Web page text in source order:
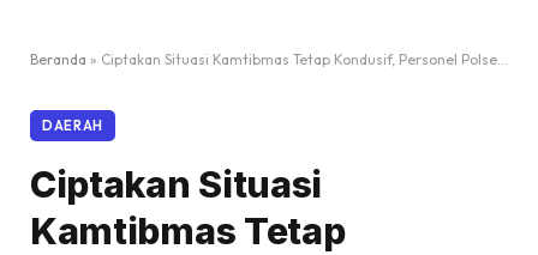
Beranda » Ciptakan Situasi Kamtibmas Tetap Kondusif, Personel Polsek Bola Polres Wajo Gelar Patroli Dialogis
DAERAH
Ciptakan Situasi
Kamtibmas Tetap